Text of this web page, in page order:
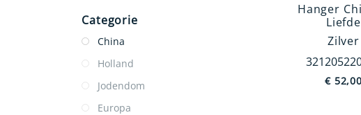
Categorie
China
Holland
Jodendom
Europa
Hanger
Liefde
Zilver
€52,00